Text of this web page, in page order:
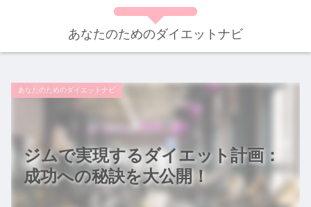
あなたのためのダイエットナビ
ジムで実現するダイエット計画：
成功への秘訣を大公開！
あなたのためのダイエットナビ